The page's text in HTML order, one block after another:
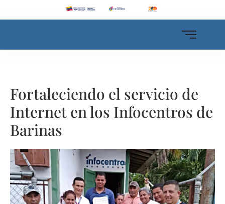
Fortaleciendo el servicio de
Internet en los Infocentros de
Barinas